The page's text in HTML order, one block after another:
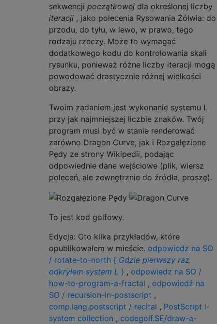
sekwencji początkowej dla określonej liczby
iteracji , jako polecenia Rysowania Żółwia: do
przodu, do tyłu, w lewo, w prawo, tego
rodzaju rzeczy. Może to wymagać
dodatkowego kodu do kontrolowania skali
rysunku, ponieważ różne liczby iteracji mogą
powodować drastycznie różnej wielkości
obrazy.
Twoim zadaniem jest wykonanie systemu L
przy jak najmniejszej liczbie znaków. Twój
program musi być w stanie renderować
zarówno Dragon Curve, jak i Rozgałęzione
Pędy ze strony Wikipedii, podając
odpowiednie dane wejściowe (plik, wiersz
poleceń, ale zewnętrznie do źródła, proszę).
To jest kod golfowy.
Edycja: Oto kilka przykładów, które
opublikowałem w mieście. odpowiedz na SO
/ rotate-to-north { Gdzie pierwszy raz
odkryłem system L } , odpowiedz na SO /
how-to-program-a-fractal , odpowiedź na
SO / recursion-in-postscript ,
comp.lang.postscript / recital , PostScript l-
system collection , codegolf.SE/draw-a-